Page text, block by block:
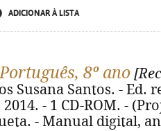
ADICIONAR À LISTA
Português, 8º ano
Susana Santos. - Ed.
2014. - 1 CD-ROM. -
- Manual digital,